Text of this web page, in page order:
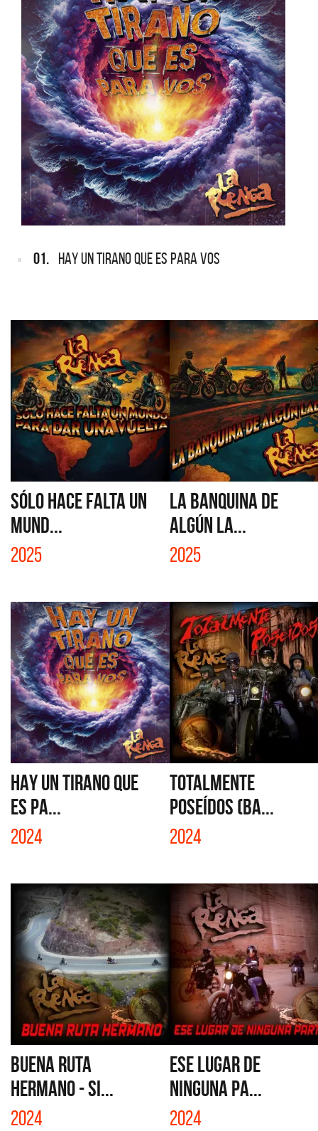
01. HAY UN TIRANO QUE ES PARA VOS
SÓLO HACE FALTA UN
MUND...
2025
LA BANQUINA DE
ALGÚN LA...
2025
HAY UN TIRANO QUE
ES PA...
2024
TOTALMENTE
POSEÍDOS (BA...
2024
BUENA RUTA
HERMANO - SI...
2024
ESE LUGAR DE
NINGUNA PA...
2024